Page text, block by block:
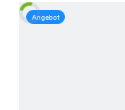
Angebot